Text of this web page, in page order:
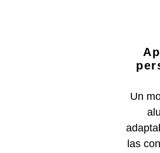
Un
las